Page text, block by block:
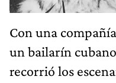
Con una
un bailarín
recorrió los